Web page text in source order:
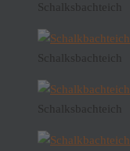
Schalksbachteich
Schalksbachteich
Schalksbachteich